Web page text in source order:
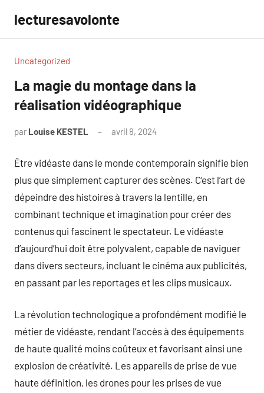
contenu
lecturesavolonte
Uncategorized
La magie du montage dans la
réalisation vidéographique
par Louise KESTEL avril 8, 2024
Être vidéaste dans le monde contemporain signifie bien
plus que simplement capturer des scènes. C’est l’art de
dépeindre des histoires à travers la lentille, en
combinant technique et imagination pour créer des
contenus qui fascinent le spectateur. Le vidéaste
d’aujourd’hui doit être polyvalent, capable de naviguer
dans divers secteurs, incluant le cinéma aux publicités,
en passant par les reportages et les clips musicaux.
La révolution technologique a profondément modifié le
métier de vidéaste, rendant l’accès à des équipements
de haute qualité moins coûteux et favorisant ainsi une
explosion de créativité. Les appareils de prise de vue
haute définition, les drones pour les prises de vue